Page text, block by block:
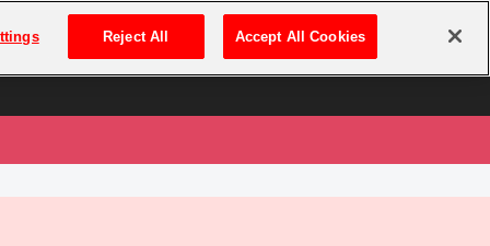
ログイン・新規登録
Reject All Accept All Cookies